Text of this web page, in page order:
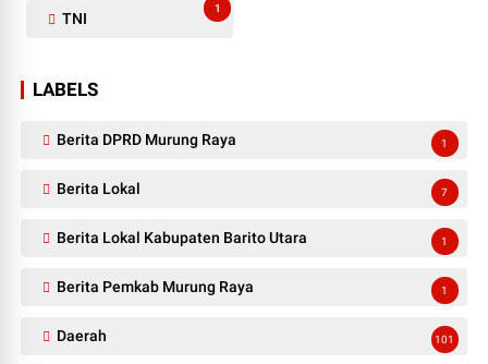
TNI
1
LABELS
Berita DPRD Murung Raya 1
Berita Lokal 7
Berita Lokal Kabupaten Barito Utara 1
Berita Pemkab Murung Raya 1
Daerah 101